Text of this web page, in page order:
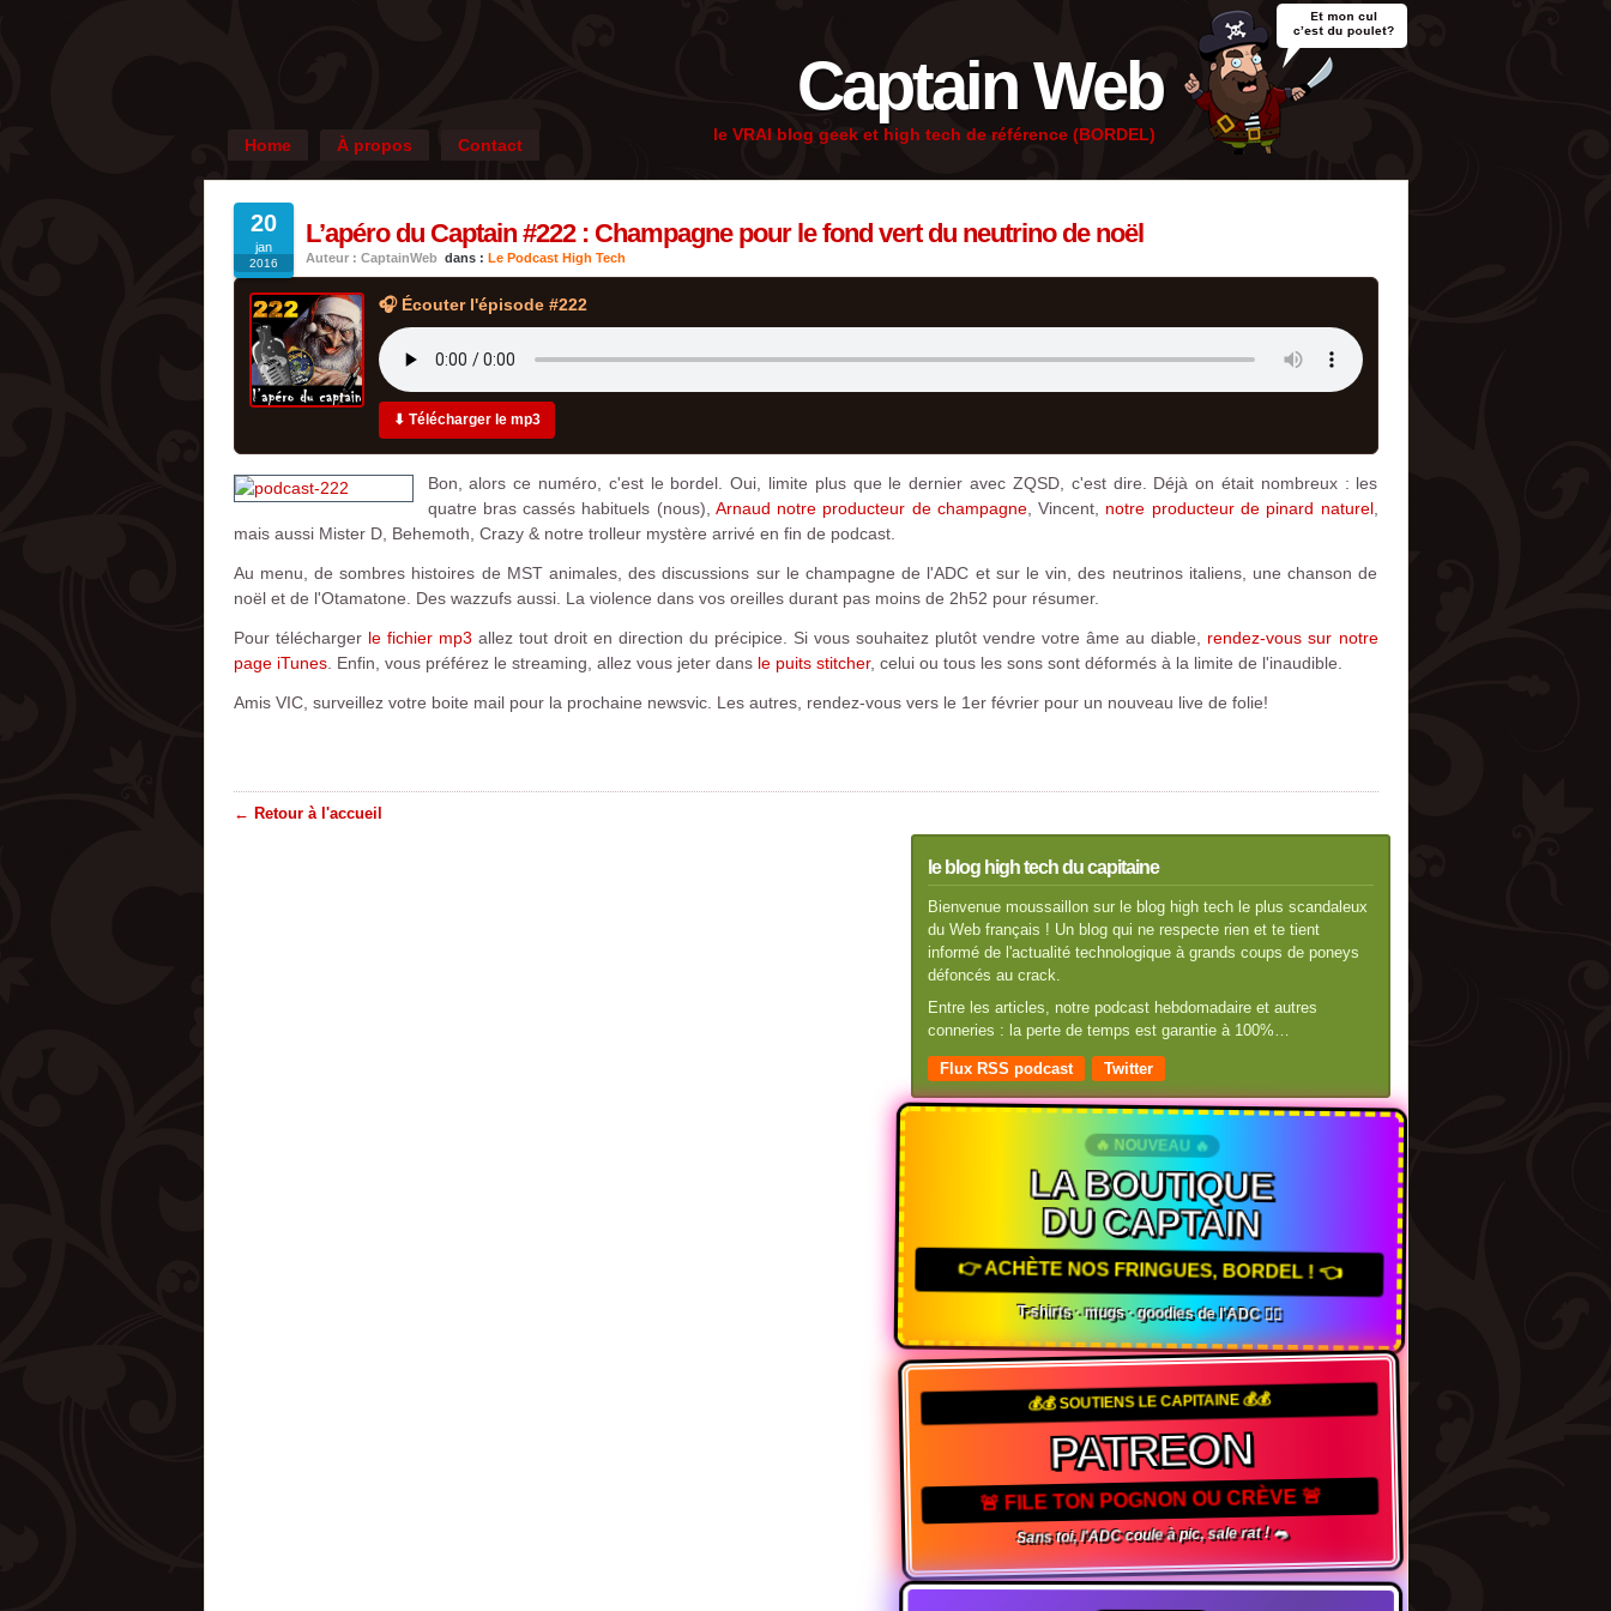
Captain Web
le VRAI blog geek et high tech de référence (BORDEL)
Home À propos Contact
20
jan
2016
L’apéro du Captain #222 : Champagne pour le fond vert du neutrino de noël
Auteur : CaptainWeb dans : Le Podcast High Tech
🎧 Écouter l'épisode #222
⬇ Télécharger le mp3
Bon, alors ce numéro, c'est le bordel. Oui, limite plus que le dernier avec ZQSD, c'est dire. Déjà on était nombreux : les
quatre bras cassés habituels (nous), Arnaud notre producteur de champagne, Vincent, notre producteur de pinard naturel,
mais aussi Mister D, Behemoth, Crazy & notre trolleur mystère arrivé en fin de podcast.
Au menu, de sombres histoires de MST animales, des discussions sur le champagne de l'ADC et sur le vin, des neutrinos italiens, une chanson de
noël et de l'Otamatone. Des wazzufs aussi. La violence dans vos oreilles durant pas moins de 2h52 pour résumer.
Pour télécharger le fichier mp3 allez tout droit en direction du précipice. Si vous souhaitez plutôt vendre votre âme au diable, rendez-vous sur notre
page iTunes. Enfin, vous préférez le streaming, allez vous jeter dans le puits stitcher, celui ou tous les sons sont déformés à la limite de l'inaudible.
Amis VIC, surveillez votre boite mail pour la prochaine newsvic. Les autres, rendez-vous vers le 1er février pour un nouveau live de folie!
← Retour à l'accueil
le blog high tech du capitaine
Bienvenue moussaillon sur le blog high tech le plus scandaleux
du Web français ! Un blog qui ne respecte rien et te tient
informé de l'actualité technologique à grands coups de poneys
défoncés au crack.
Entre les articles, notre podcast hebdomadaire et autres
conneries : la perte de temps est garantie à 100%…
Flux RSS podcast Twitter
🔥 NOUVEAU 🔥
LA BOUTIQUE
DU CAPTAIN
👉 ACHÈTE NOS FRINGUES, BORDEL ! 👈
T-shirts · mugs · goodies de l'ADC 🏴‍☠️
💰💰 SOUTIENS LE CAPITAINE 💰💰
PATREON
🚨 FILE TON POGNON OU CRÈVE 🚨
Sans toi, l'ADC coule à pic, sale rat ! 🐀